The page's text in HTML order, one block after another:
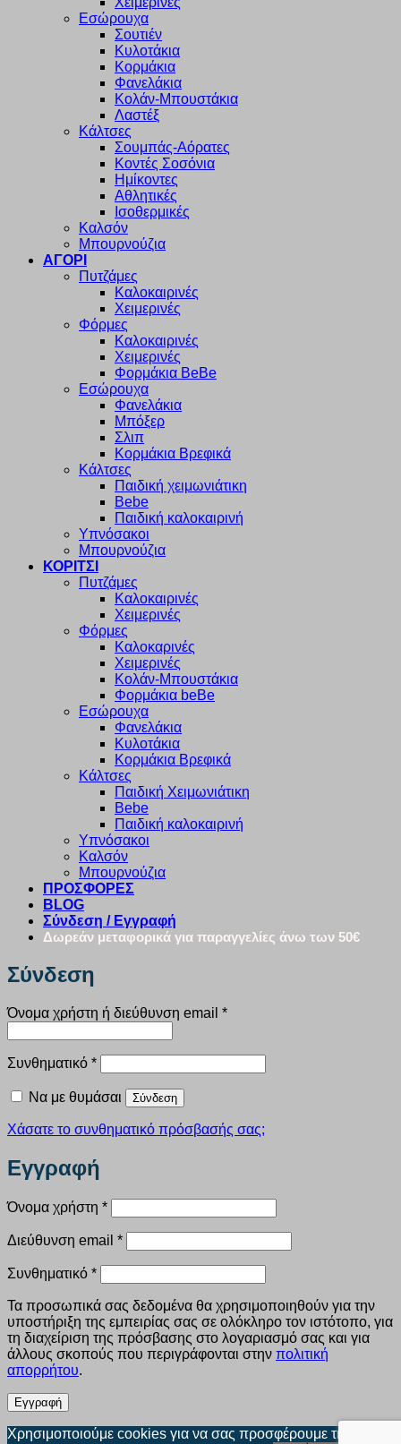
Εσώρουχα
Σουτιέν
Κυλοτάκια
Κορμάκια
Φανελάκια
Κολάν-Μπουστάκια
Λαστέξ
Κάλτσες
Σουμπάς-Αόρατες
Κοντές Σοσόνια
Ημίκοντες
Αθλητικές
Ισοθερμικές
Καλσόν
Μπουρνούζια
ΑΓΟΡΙ
Πυτζάμες
Καλοκαιρινές
Χειμερινές
Φόρμες
Καλοκαιρινές
Χειμερινές
Φορμάκια BeBe
Εσώρουχα
Φανελάκια
Μπόξερ
Σλιπ
Κορμάκια Βρεφικά
Κάλτσες
Παιδική χειμωνιάτικη
Bebe
Παιδική καλοκαιρινή
Υπνόσακοι
Μπουρνούζια
ΚΟΡΙΤΣΙ
Πυτζάμες
Καλοκαιρινές
Χειμερινές
Φόρμες
Καλοκαρινές
Χειμερινές
Κολάν-Μπουστάκια
Φορμάκια beBe
Εσώρουχα
Φανελάκια
Κυλοτάκια
Κορμάκια Βρεφικά
Κάλτσες
Παιδική Χειμωνιάτικη
Bebe
Παιδική καλοκαιρινή
Υπνόσακοι
Καλσόν
Μπουρνούζια
ΠΡΟΣΦΟΡΕΣ
BLOG
Σύνδεση / Εγγραφή
Δωρεάν μεταφορικά για παραγγελίες άνω των 50€
Σύνδεση
Όνομα χρήστη ή διεύθυνση email *Απαιτείται
Συνθηματικό *Απαιτείται
Να με θυμάσαι Σύνδεση
Χάσατε το συνθηματικό πρόσβασής σας;
Εγγραφή
Όνομα χρήστη *Απαιτείται
Διεύθυνση email *Απαιτείται
Συνθηματικό *Απαιτείται
Τα προσωπικά σας δεδομένα θα χρησιμοποιηθούν για την
υποστήριξη της εμπειρίας σας σε ολόκληρο τον ιστότοπο, για
τη διαχείριση της πρόσβασης στο λογαριασμό σας και για
άλλους σκοπούς που περιγράφονται στην πολιτική
απορρήτου.
Εγγραφή
Χρησιμοποιούμε cookies για να σας προσφέρουμε την